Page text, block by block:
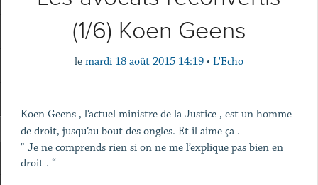
(1/6) Koen Geens
le mardi 18 août 2015 14:19 • L'Echo
Koen Geens , l’actuel ministre de la Justice , est un homme
de droit, jusqu’au bout des ongles. Et il aime ça .
” Je ne comprends rien si on ne me l’explique pas bien en
droit . “